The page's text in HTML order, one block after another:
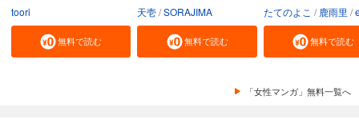
試し読み
あらすじを表示する
融点～とけあい～【タテヨミ】第34話
toori
無料で読む
天壱 SORAJIMA
無料で読む
たてのよこ 鹿雨里
無料で読む
「女性マンガ」無料一覧へ